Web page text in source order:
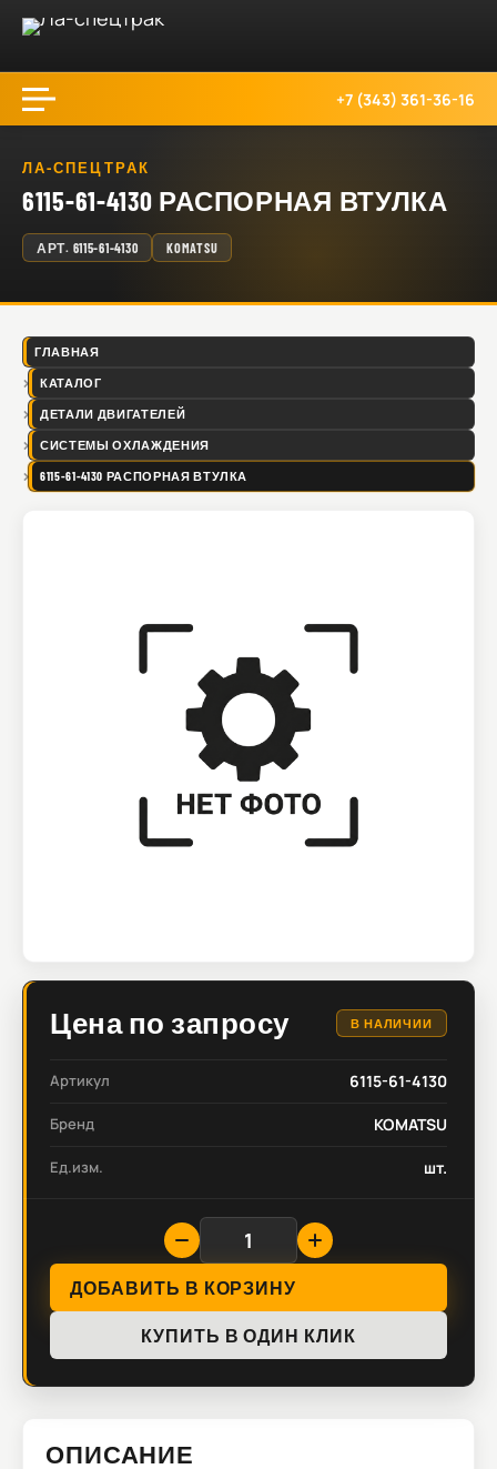
+7 (343) 361-36-16
ЛА-СПЕЦТРАК
6115-61-4130 РАСПОРНАЯ ВТУЛКА
АРТ. 6115-61-4130 KOMATSU
ГЛАВНАЯ
КАТАЛОГ
ДЕТАЛИ ДВИГАТЕЛЕЙ
СИСТЕМЫ ОХЛАЖДЕНИЯ
6115-61-4130 РАСПОРНАЯ ВТУЛКА
Цена по запросу В НАЛИЧИИ
Артикул 6115-61-4130
Бренд KOMATSU
Ед.изм. шт.
ДОБАВИТЬ В КОРЗИНУ
КУПИТЬ В ОДИН КЛИК
ОПИСАНИЕ